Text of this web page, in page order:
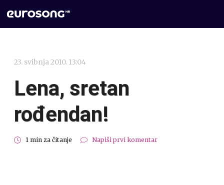
23. svibnja 2010. 13:04
Lena, sretan
rođendan!
1 min za čitanje Napiši prvi komentar